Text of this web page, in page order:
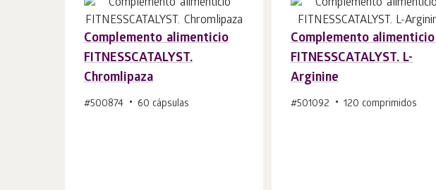
Complemento alimenticio
FITNESSCATALYST.
Chromlipaza
#500874 60 cápsulas
cesta 1
Complemento alimenticio
FITNESSCATALYST. L-
Arginine
#501092 120 comprimidos